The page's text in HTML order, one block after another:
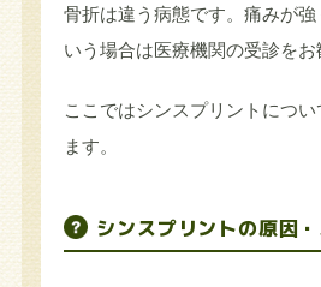
骨折は違う病態です。痛みが強
いう場合は医療機関の受診をお
ここではシンスプリントにつ
ます。
シンスプリントの原因